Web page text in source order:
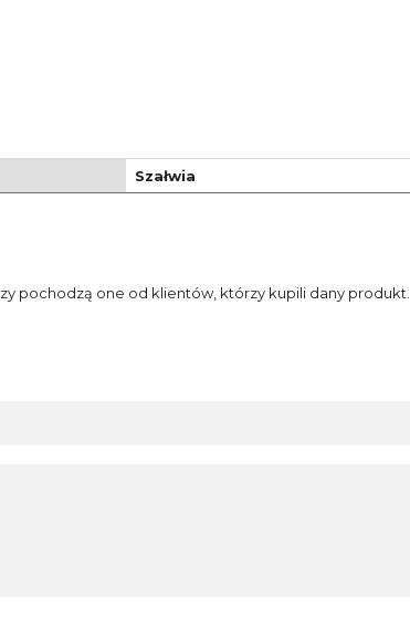
Szałwia
pochodzą one od klientów, którzy kupili dany produkt.